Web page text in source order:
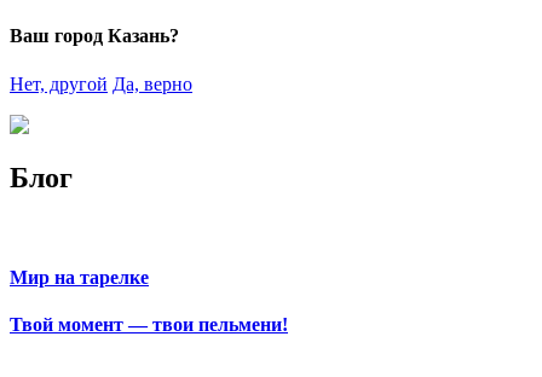
Ваш город Казань?
Нет, другой Да, верно
Блог
Мир на тарелке
Твой момент — твои пельмени!